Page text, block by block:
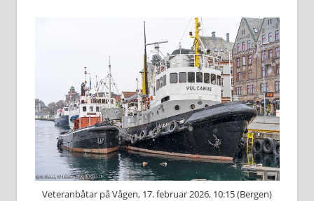
Veteranbåtar på Vågen, 17. februar 2026, 10:15 (Bergen)